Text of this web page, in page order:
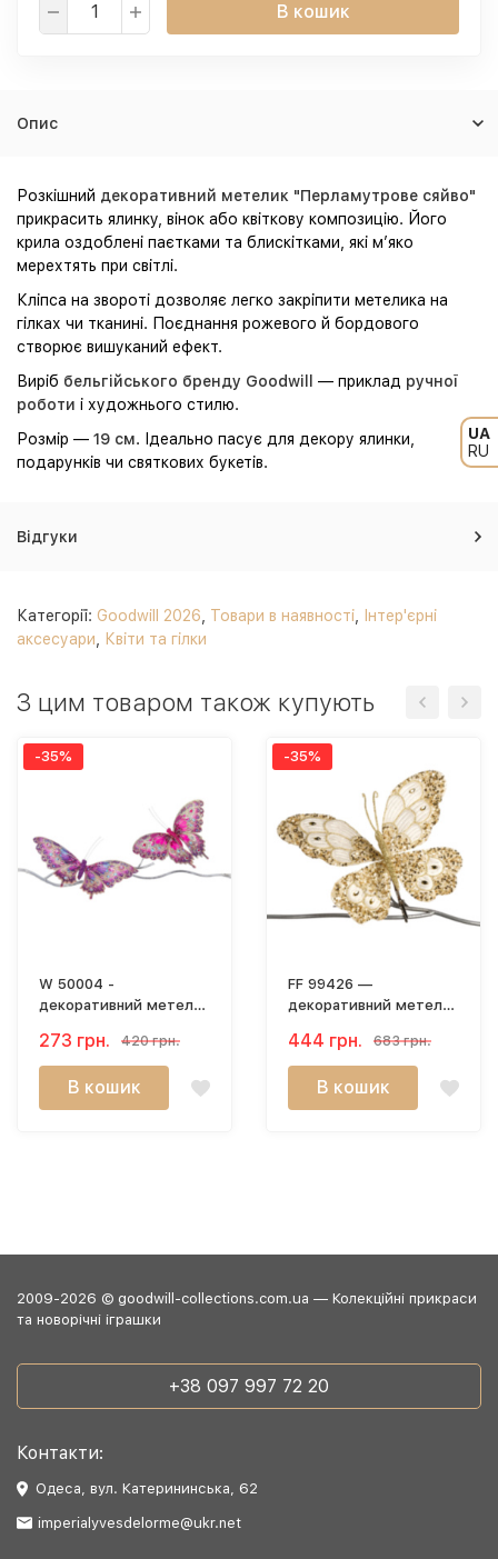
UA
RU
В кошик
Опис
Розкішний декоративний метелик "Перламутрове сяйво"
прикрасить ялинку, вінок або квіткову композицію. Його
крила оздоблені паєтками та блискітками, які м’яко
мерехтять при світлі.
Кліпса на звороті дозволяє легко закріпити метелика на
гілках чи тканині. Поєднання рожевого й бордового
створює вишуканий ефект.
Виріб бельгійського бренду Goodwill — приклад ручної
роботи і художнього стилю.
Розмір — 19 см. Ідеально пасує для декору ялинки,
подарунків чи святкових букетів.
Відгуки
Категорії: Goodwill 2026 Товари в наявності
Інтер'єрні
аксесуари
Квіти та гілки
З цим товаром також купують
-35%
W 50004 -
декоративний метелик
(27 см)
273 грн. 420 грн.
В кошик
-35%
FF 99426 —
декоративний метелик
золотий, 25 см)
444 грн. 683 грн.
В кошик
2009-2026 © goodwill-collections.com.ua — Колекційні прикраси
та новорічні іграшки
+38 097 997 72 20
Контакти:
Одеса, вул. Катерининська, 62
imperialyvesdelorme@ukr.net